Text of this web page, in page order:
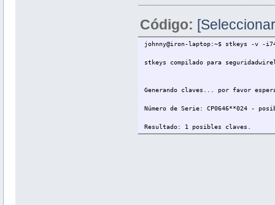
Código:
johnny@iron-laptop:~$ stkeys -v -
stkeys compilado para
Generando claves... por favor
Número de Serie: CP0646**024 -
Resultado: 1 posibles claves.